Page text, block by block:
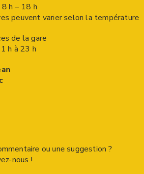
8 h – 18 h
peuvent varier selon la température
de la gare
h à 23 h
ou une suggestion ?
nous !